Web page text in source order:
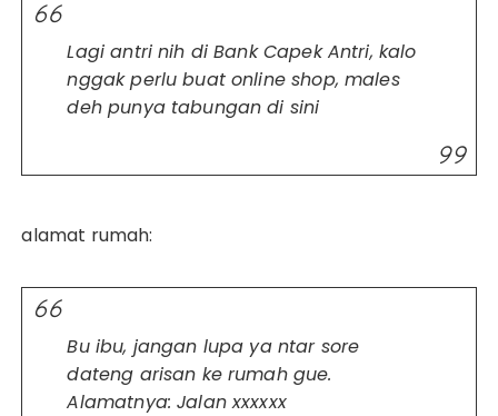
Lagi antri nih di Bank Capek Antri, kalo
nggak perlu buat online shop, males
deh punya tabungan di sini
alamat rumah:
Bu ibu, jangan lupa ya ntar sore
dateng arisan ke rumah gue.
Alamatnya: Jalan xxxxxx